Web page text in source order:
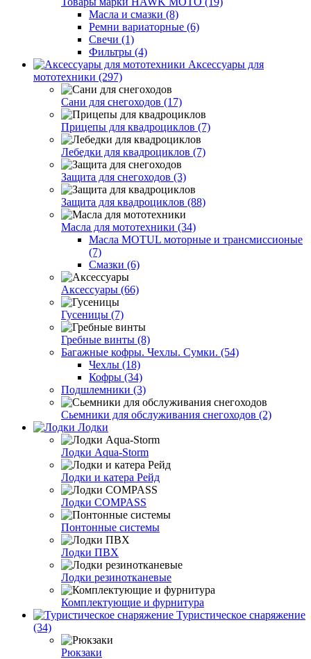
Масла и смазки (8)
Ремни вариаторные (6)
Свечи (1)
Фильтры (4)
Аксессуары для
мототехники (297)
Сани для снегоходов (17)
Прицепы для квадроциклов (7)
Лебедки для квадроциклов (7)
Защита для снегоходов (3)
Защита для квадроциклов (88)
Масла для мототехники (34)
Масла MOTUL моторные и трансмиссионые
(7)
Смазки (6)
Аксессуары (66)
Гусеницы (7)
Гребные винты (8)
Багажные кофры. Чехлы. Сумки. (54)
Чехлы (18)
Кофры (34)
Подшлемники (3)
Сьемники для обслуживания снегоходов (2)
Лодки
Лодки Aqua-Storm
Лодки и катера Рейд
Лодки COMPASS
Понтонные системы
Лодки ПВХ
Лодки резинотканевые
Комплектующие и фурнитура
Туристическое снаряжение
(34)
Рюкзаки